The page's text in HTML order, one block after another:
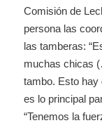
Comisión de
persona las
las tamberas:
muchas chicas
tambo. Esto hay
es lo principal
“Tenemos la